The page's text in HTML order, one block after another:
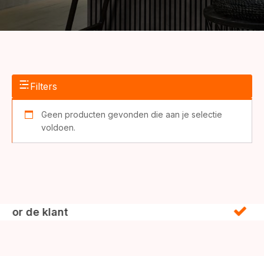
Filters
Geen producten gevonden die aan je selectie
voldoen.